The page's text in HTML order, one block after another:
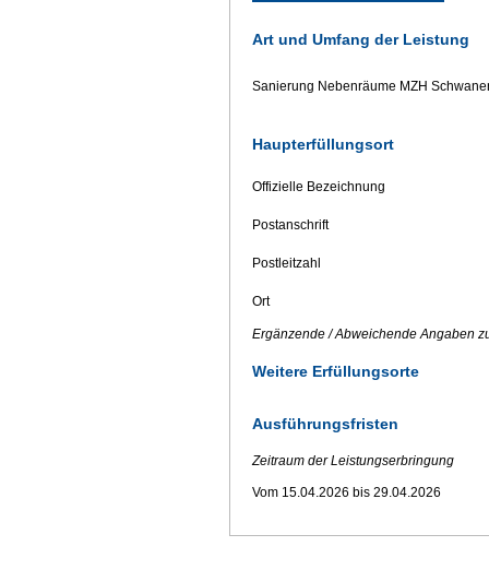
Art und Umfang der Leistung
Sanierung Nebenräume MZH
Haupterfüllungsort
Offizielle Bezeichnung
Postanschrift
Postleitzahl
Ort
Ergänzende / Abweichende Angaben
Weitere Erfüllungsorte
Ausführungsfristen
Zeitraum der Leistungserbringung
Vom 15.04.2026 bis 29.04.2026